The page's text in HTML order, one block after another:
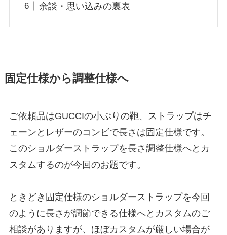
余談・思い込みの裏表
固定仕様から調整仕様へ
ご依頼品はGUCCIの小ぶりの鞄、ストラップはチ
ェーンとレザーのコンビで長さは固定仕様です。
このショルダーストラップを長さ調整仕様へとカ
スタムするのが今回のお題です。
ときどき固定仕様のショルダーストラップを今回
のように長さが調節できる仕様へとカスタムのご
相談がありますが、ほぼカスタムが厳しい場合が